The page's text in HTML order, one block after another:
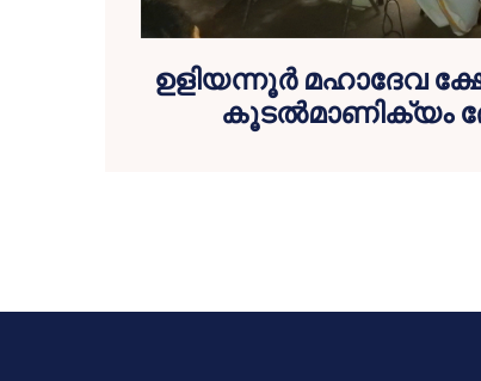
ഉളിയന്നൂര്‍ മഹാദേവ
കൂടല്‍മാണിക്യം